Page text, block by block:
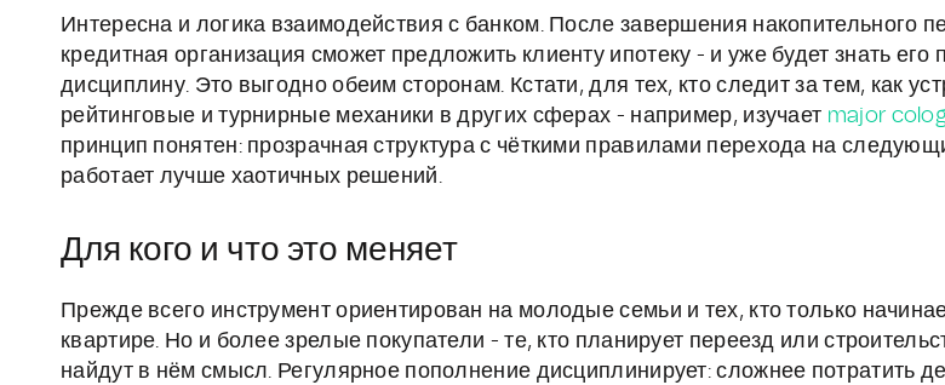
Интересна и логика взаимодействия с банком. После завершения накопительного
кредитная организация сможет предложить клиенту ипотеку - и уже будет знать его
дисциплину. Это выгодно обеим сторонам. Кстати, для тех, кто следит за тем, как
рейтинговые и турнирные механики в других сферах - например, изучает major
принцип понятен: прозрачная структура с чёткими правилами перехода на
работает лучше хаотичных решений.
Для кого и что это меняет
Прежде всего инструмент ориентирован на молодые семьи и тех, кто только
квартире. Но и более зрелые покупатели - те, кто планирует переезд или
найдут в нём смысл. Регулярное пополнение дисциплинирует: сложнее потратить